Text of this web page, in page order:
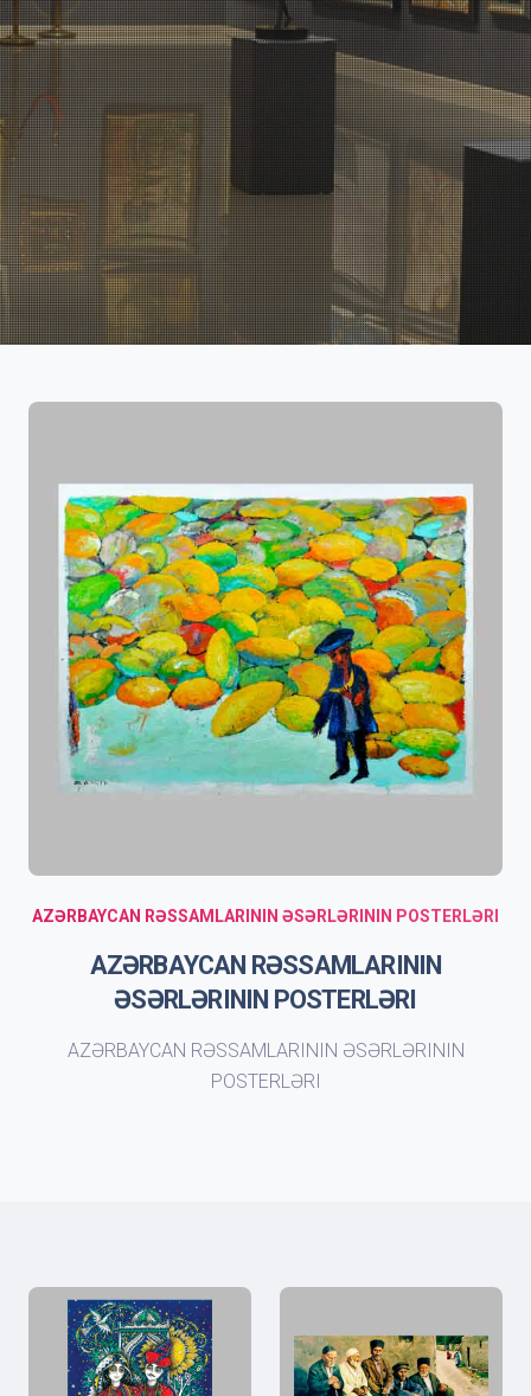
AZƏRBAYCAN RƏSSAMLARININ ƏSƏRLƏRININ POSTERLƏRI
AZƏRBAYCAN RƏSSAMLARININ
ƏSƏRLƏRININ POSTERLƏRI
AZƏRBAYCAN RƏSSAMLARININ ƏSƏRLƏRININ
POSTERLƏRI